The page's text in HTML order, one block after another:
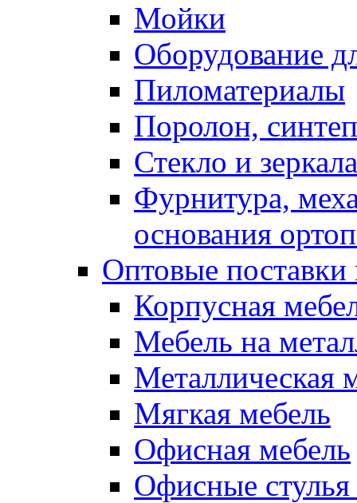
Мойки
Оборудование
Пиломатериалы
Поролон,
Стекло и зеркала
Фурнитура,
основания
Оптовые поставки
Корпусная
Мебель на
Металлическая
Мягкая мебель
Офисная мебель
Офисные стулья